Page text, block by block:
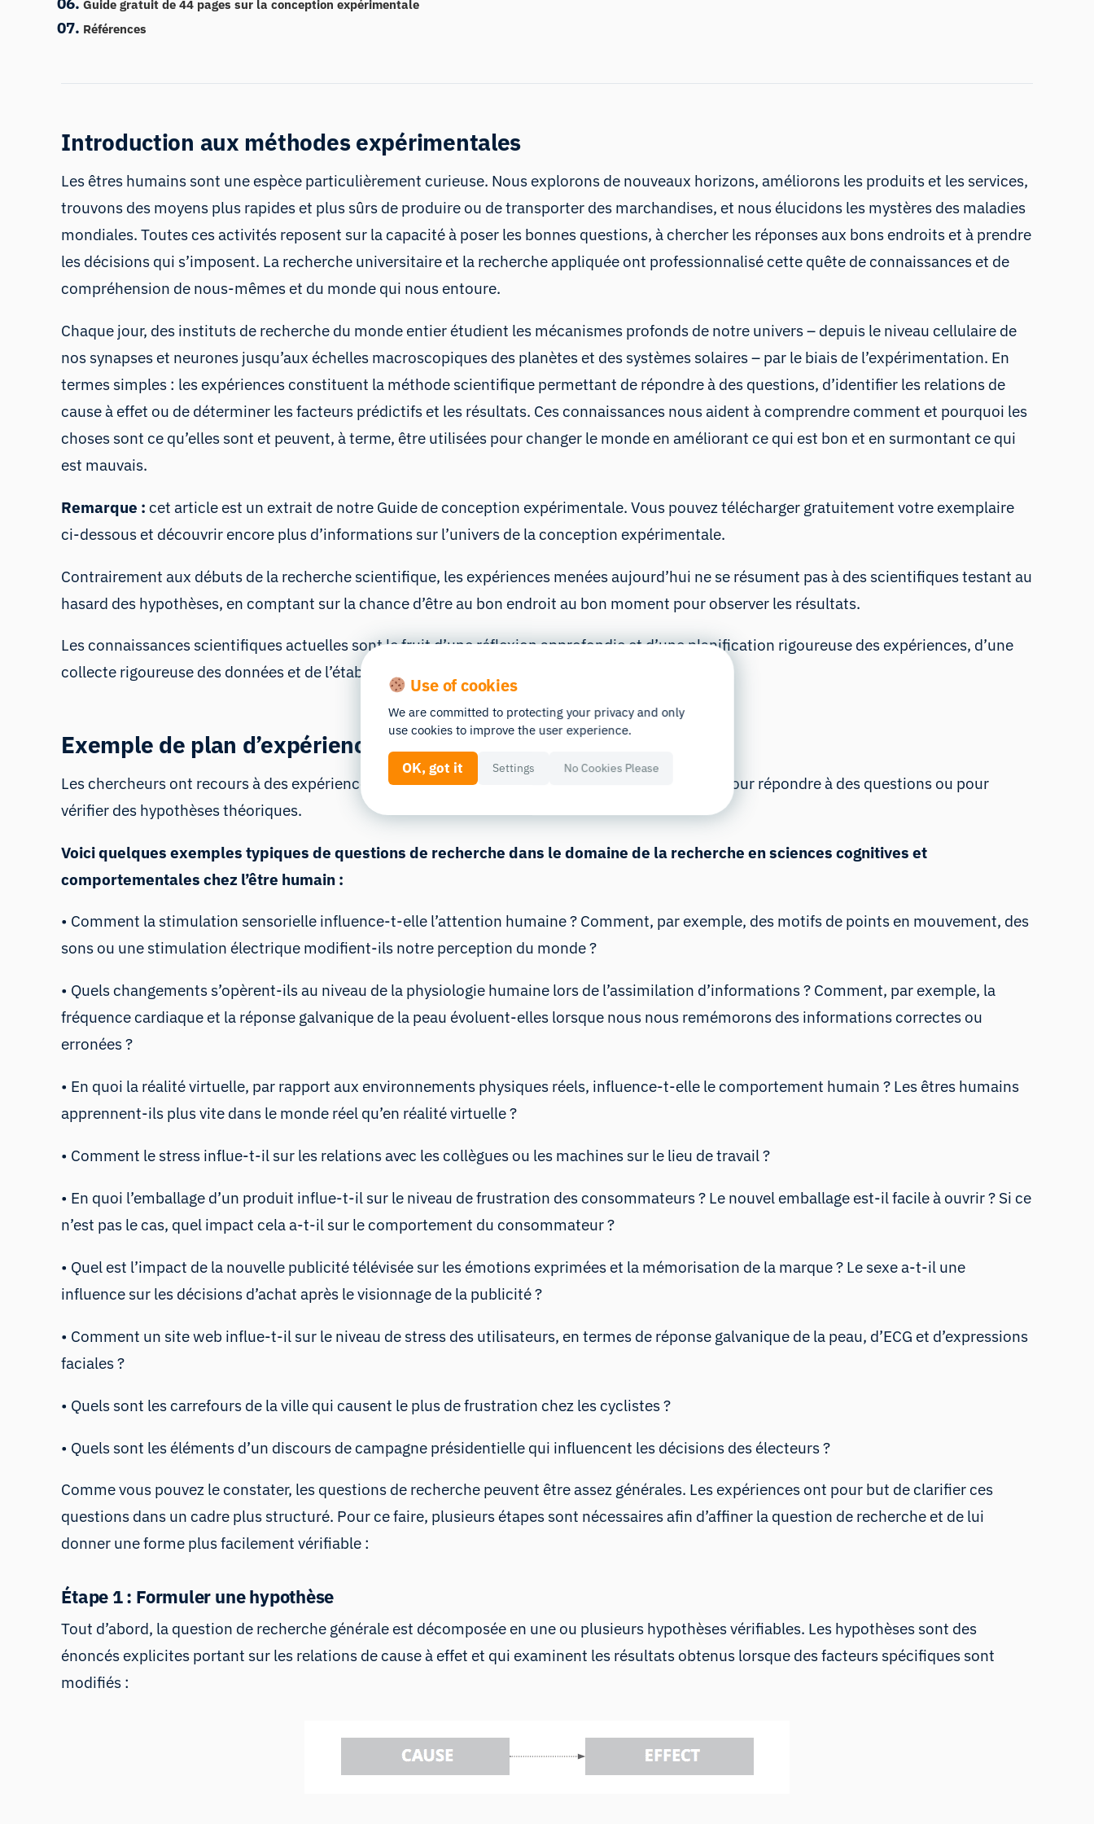
Guide gratuit de 44 pages sur la conception expérimentale
Références
Introduction aux méthodes expérimentales
Les êtres humains sont une espèce particulièrement curieuse. Nous explorons de nouveaux horizons, améliorons les produits et les services,
trouvons des moyens plus rapides et plus sûrs de produire ou de transporter des marchandises, et nous élucidons les mystères des maladies
mondiales. Toutes ces activités reposent sur la capacité à poser les bonnes questions, à chercher les réponses aux bons endroits et à prendre
les décisions qui s’imposent. La recherche universitaire et la recherche appliquée ont professionnalisé cette quête de connaissances et de
compréhension de nous-mêmes et du monde qui nous entoure.
Chaque jour, des instituts de recherche du monde entier étudient les mécanismes profonds de notre univers – depuis le niveau cellulaire de
nos synapses et neurones jusqu’aux échelles macroscopiques des planètes et des systèmes solaires – par le biais de l’expérimentation. En
termes simples : les expériences constituent la méthode scientifique permettant de répondre à des questions, d’identifier les relations de
cause à effet ou de déterminer les facteurs prédictifs et les résultats. Ces connaissances nous aident à comprendre comment et pourquoi les
choses sont ce qu’elles sont et peuvent, à terme, être utilisées pour changer le monde en améliorant ce qui est bon et en surmontant ce qui
est mauvais.
Remarque : cet article est un extrait de notre Guide de conception expérimentale. Vous pouvez télécharger gratuitement votre exemplaire
ci-dessous et découvrir encore plus d’informations sur l’univers de la conception expérimentale.
Contrairement aux débuts de la recherche scientifique, les expériences menées aujourd’hui ne se résument pas à des scientifiques testant au
hasard des hypothèses, en comptant sur la chance d’être au bon endroit au bon moment pour observer les résultats.
Les connaissances scientifiques actuelles sont le fruit d’une réflexion approfondie et d’une planification rigoureuse des expériences, d’une
collecte rigoureuse des données et de l’établissement de conclusions pertinentes.
Exemple de plan d’expérience
Les chercheurs ont recours à des expériences pour découvrir de nouvelles choses sur le monde, pour répondre à des questions ou pour
vérifier des hypothèses théoriques.
Voici quelques exemples typiques de questions de recherche dans le domaine de la recherche en sciences cognitives et
comportementales chez l’être humain :
• Comment la stimulation sensorielle influence-t-elle l’attention humaine ? Comment, par exemple, des motifs de points en mouvement, des
sons ou une stimulation électrique modifient-ils notre perception du monde ?
• Quels changements s’opèrent-ils au niveau de la physiologie humaine lors de l’assimilation d’informations ? Comment, par exemple, la
fréquence cardiaque et la réponse galvanique de la peau évoluent-elles lorsque nous nous remémorons des informations correctes ou
erronées ?
• En quoi la réalité virtuelle, par rapport aux environnements physiques réels, influence-t-elle le comportement humain ? Les êtres humains
apprennent-ils plus vite dans le monde réel qu’en réalité virtuelle ?
• Comment le stress influe-t-il sur les relations avec les collègues ou les machines sur le lieu de travail ?
• En quoi l’emballage d’un produit influe-t-il sur le niveau de frustration des consommateurs ? Le nouvel emballage est-il facile à ouvrir ? Si ce
n’est pas le cas, quel impact cela a-t-il sur le comportement du consommateur ?
• Quel est l’impact de la nouvelle publicité télévisée sur les émotions exprimées et la mémorisation de la marque ? Le sexe a-t-il une
influence sur les décisions d’achat après le visionnage de la publicité ?
• Comment un site web influe-t-il sur le niveau de stress des utilisateurs, en termes de réponse galvanique de la peau, d’ECG et d’expressions
faciales ?
• Quels sont les carrefours de la ville qui causent le plus de frustration chez les cyclistes ?
• Quels sont les éléments d’un discours de campagne présidentielle qui influencent les décisions des électeurs ?
Comme vous pouvez le constater, les questions de recherche peuvent être assez générales. Les expériences ont pour but de clarifier ces
questions dans un cadre plus structuré. Pour ce faire, plusieurs étapes sont nécessaires afin d’affiner la question de recherche et de lui
donner une forme plus facilement vérifiable :
Étape 1 : Formuler une hypothèse
Tout d’abord, la question de recherche générale est décomposée en une ou plusieurs hypothèses vérifiables. Les hypothèses sont des
énoncés explicites portant sur les relations de cause à effet et qui examinent les résultats obtenus lorsque des facteurs spécifiques sont
modifiés :
Use of cookies
We are committed to protecting your privacy and only
use cookies to improve the user experience.
OK, got it Settings No Cookies Please